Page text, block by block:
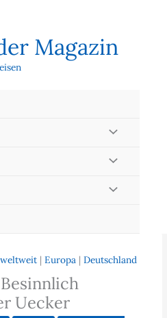
Magazin
|Europa |Deutschland
Uecker